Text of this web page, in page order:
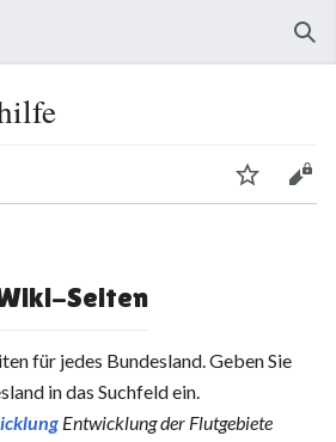
Beobachten Bearbeiten
Seiten
für jedes Bundesland. Geben Sie
in das Suchfeld ein.
Entwicklung der Flutgebiete